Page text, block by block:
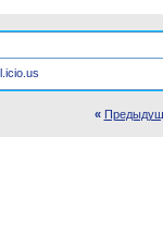
«